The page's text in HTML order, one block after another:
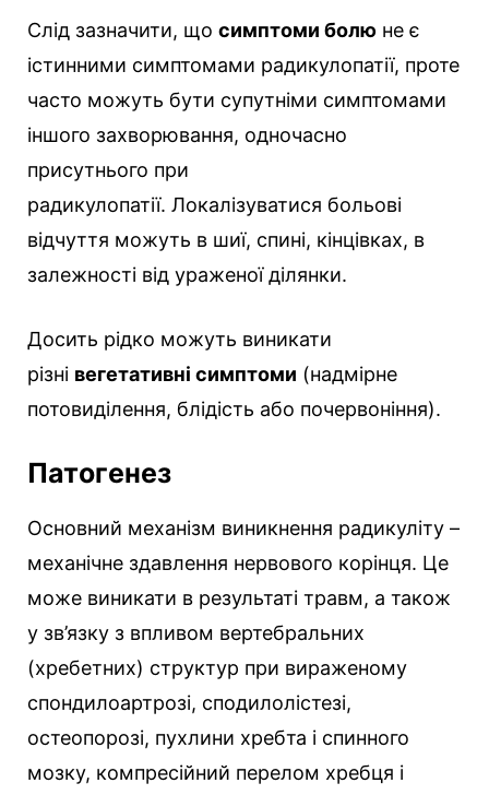
Слід зазначити, що симптоми болю не є
істинними симптомами радикулопатії, проте
часто можуть бути супутніми симптомами
іншого захворювання, одночасно
присутнього при
радикулопатії. Локалізуватися больові
відчуття можуть в шиї, спині, кінцівках, в
залежності від ураженої ділянки.
Досить рідко можуть виникати
різні вегетативні симптоми (надмірне
потовиділення, блідість або почервоніння).
Патогенез
Основний механізм виникнення радикуліту –
механічне здавлення нервового корінця. Це
може виникати в результаті травм, а також
у зв’язку з впливом вертебральних
(хребетних) структур при вираженому
спондилоартрозі, сподилолістезі,
остеопорозі, пухлини хребта і спинного
мозку, компресійний перелом хребця і